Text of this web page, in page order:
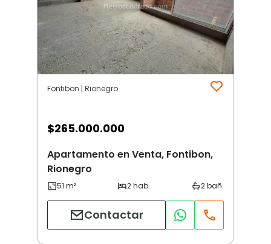
Fontibon | Rionegro
$265.000.000
Apartamento en Venta, Fontibon,
Rionegro
Contactar